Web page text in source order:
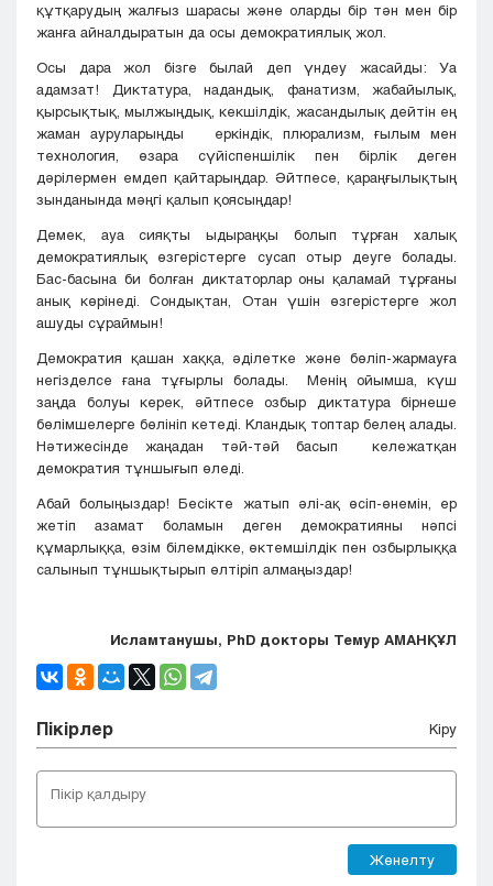
құтқарудың жалғыз шарасы және оларды бір тән мен бір
жанға айналдыратын да осы демократиялық жол.
Осы дара жол бізге былай деп үндеу жасайды: Уа
адамзат! Диктатура, надандық, фанатизм, жабайылық,
қырсықтық, мылжыңдық, кекшілдік, жасандылық дейтін ең
жаман ауруларыңды еркіндік, плюрализм, ғылым мен
технология, өзара сүйіспеншілік пен бірлік деген
дәрілермен емдеп қайтарыңдар. Әйтпесе, қараңғылықтың
зынданында мәңгі қалып қоясыңдар!
Демек, ауа сияқты ыдыраңқы болып тұрған халық
демократиялық өзгерістерге сусап отыр деуге болады.
Бас-басына би болған диктаторлар оны қаламай тұрғаны
анық көрінеді. Сондықтан, Отан үшін өзгерістерге жол
ашуды сұраймын!
Демократия қашан хаққа, әділетке және бөліп-жармауға
негізделсе ғана тұғырлы болады. Менің ойымша, күш
заңда болуы керек, әйтпесе озбыр диктатура бірнеше
бөлімшелерге бөлініп кетеді. Кландық топтар белең алады.
Нәтижесінде жаңадан тәй-тәй басып кележатқан
демократия тұншығып өледі.
Абай болыңыздар! Бесікте жатып әлі-ақ өсіп-өнемін, ер
жетіп азамат боламын деген демократияны нәпсі
құмарлыққа, өзім білемдікке, өктемшілдік пен озбырлыққа
салынып тұншықтырып өлтіріп алмаңыздар!
Исламтанушы, PhD докторы Темур АМАНҚҰЛ
Пікірлер Кіру
Жөнелту